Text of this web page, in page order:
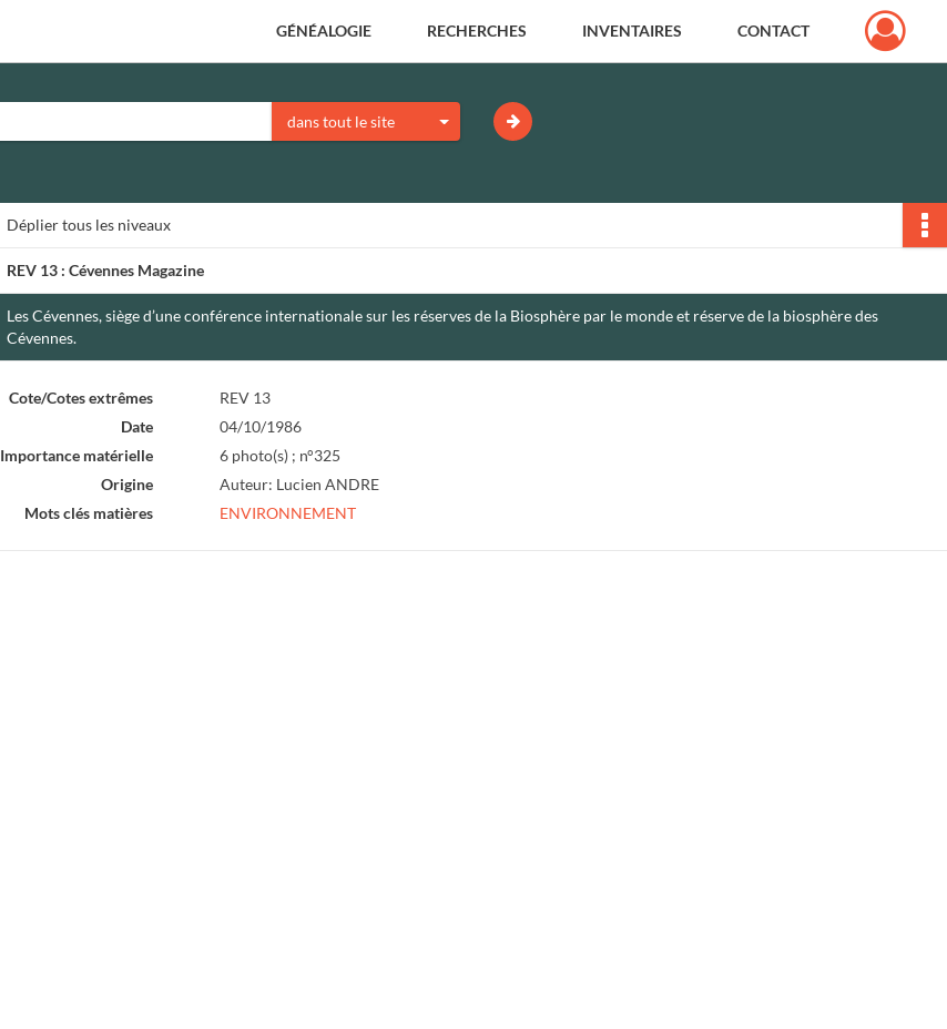
GÉNÉALOGIE RECHERCHES INVENTAIRES CONTACT
dans tout le site
Dépliertous les niveaux
REV 13 : Cévennes Magazine
Les Cévennes, siège d’une conférence internationale sur les réserves de la Biosphère par le monde et réserve de la biosphère des
Cévennes.
Cote/Cotes extrêmes
REV 13
Date
04/10/1986
Importance matérielle
6 photo(s) ; n°325
Origine
Auteur: Lucien ANDRE
Mots clés matières
ENVIRONNEMENT